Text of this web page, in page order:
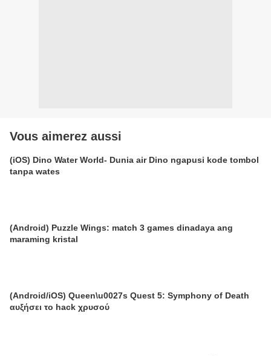
Vous aimerez aussi
(iOS) Dino Water World- Dunia air Dino ngapusi kode tombol
tanpa wates
(Android) Puzzle Wings: match 3 games dinadaya ang
maraming kristal
(Android/iOS) Queen\u0027s Quest 5: Symphony of Death
αυξήσει το hack χρυσού